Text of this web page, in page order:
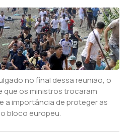
no final dessa reunião, o
que os ministros trocaram
a importância de proteger as
bloco europeu.